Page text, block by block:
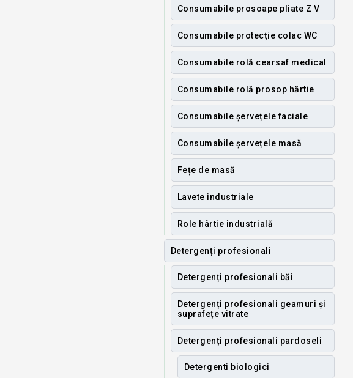
Consumabile prosoape pliate Z V
Consumabile protecție colac WC
Consumabile rolă cearsaf medical
Consumabile rolă prosop hărtie
Consumabile șervețele faciale
Consumabile șervețele masă
Fețe de masă
Lavete industriale
Role hârtie industrială
Detergenți profesionali
Detergenți profesionali băi
Detergenți profesionali geamuri și
suprafețe vitrate
Detergenți profesionali pardoseli
Detergenti biologici